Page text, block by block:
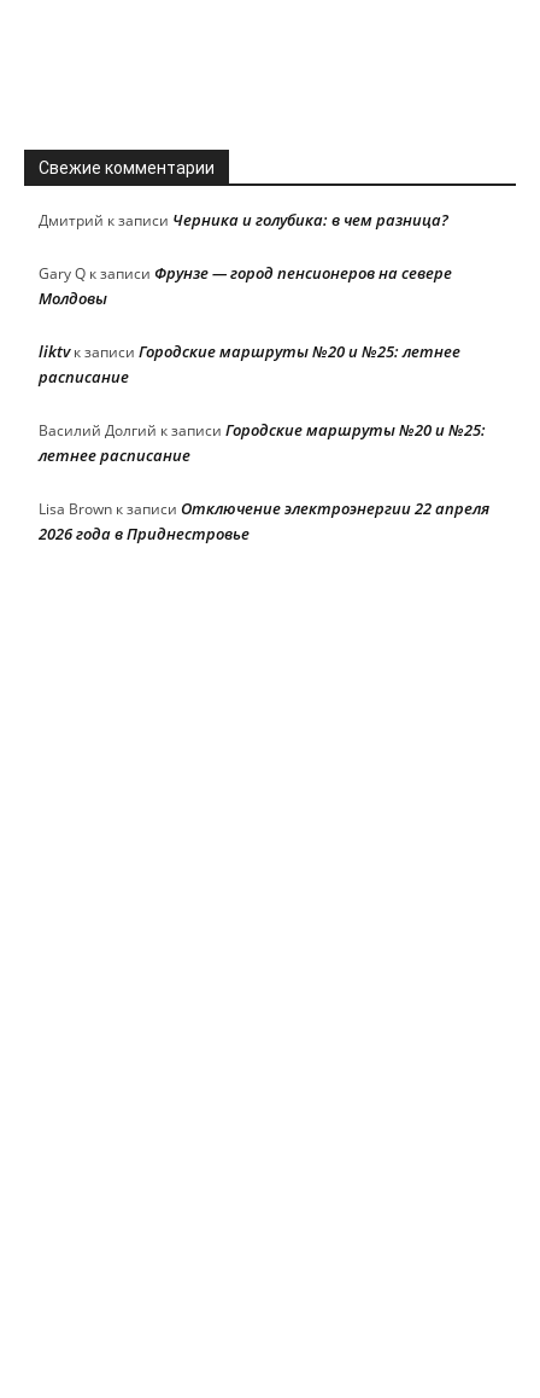
Свежие комментарии
Дмитрий к записи Черника и голубика: в чем разница?
Gary Q к записи Фрунзе — город пенсионеров на севере
Молдовы
liktvк записи Городские маршруты №20 и №25: летнее
расписание
Василий Долгий к записи Городские маршруты №20 и №25:
летнее расписание
Lisa Brown к записи Отключение электроэнергии 22 апреля
2026 года в Приднестровье